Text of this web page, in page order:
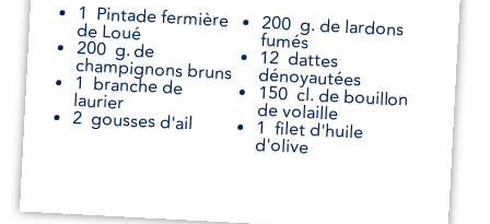
1 Pintade fermière
de Loué 200 g. de lardons
fumés
200 g. de
champignons bruns 12 dattes
dénoyautées
1 branche de
laurier 150 cl. de bouillon
de volaille
2 gousses d'ail 1 filet d'huile
d'olive